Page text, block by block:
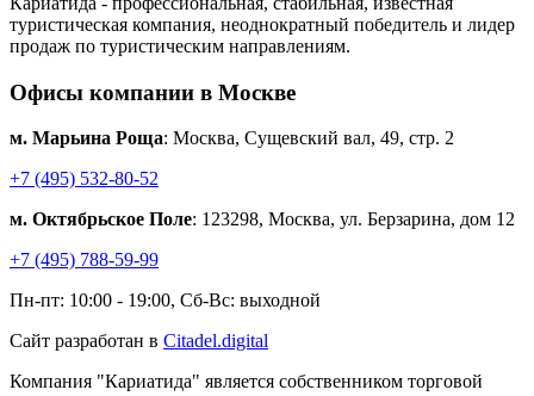
туристическая компания, неоднократный победитель и лидер
продаж по туристическим направлениям.
Офисы компании в Москве
м. Марьина Роща: Москва, Сущевский вал, 49, стр. 2
+7 (495) 532-80-52
м. Октябрьское Поле: 123298, Москва, ул. Берзарина, дом 12
+7 (495) 788-59-99
Пн-пт: 10:00 - 19:00, Сб-Вс: выходной
Сайт разработан в Citadel.digital
Компания "Кариатида" является собственником торговой